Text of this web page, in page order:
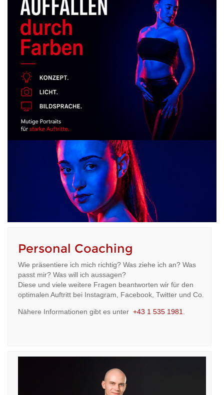
Personal Coaching
Wie präsentiere ich mich richtig? Was ziehe ich an? Was
passt mir? Was will ich aussagen?
Diese und viele weitere Fragen beantworten wir für den
optimalen Auftritt bei Instagram, Facebook, Twitter und Co.
Nähere Informationen gibt es unter +43 1 535 1981